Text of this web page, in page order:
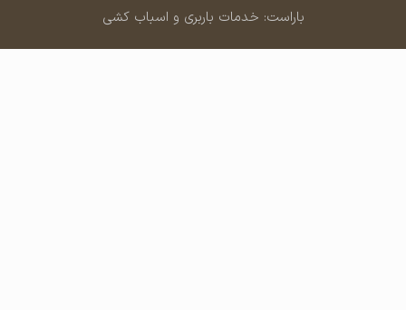
باراست: خدمات باربری و اسباب کشی